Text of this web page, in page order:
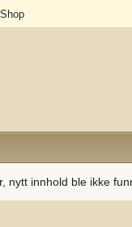
nytt innhold ble ikke